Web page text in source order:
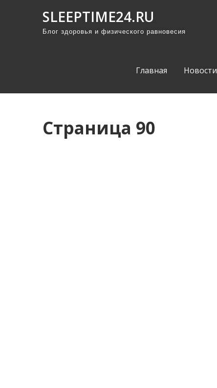
SLEEPTIME24.RU
Блог здоровья и физического равновесия
Главная Новости
Страница 90